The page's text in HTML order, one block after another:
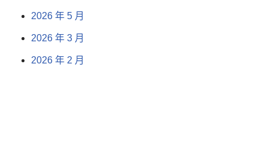
2026 年 5 月
2026 年 3 月
2026 年 2 月